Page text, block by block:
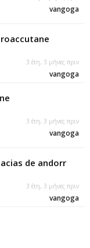
vangoga
3 έτη, 3 μήνες πριν
vangoga
3 έτη, 3 μήνες πριν
vangoga
de andorr
3 έτη, 3 μήνες πριν
vangoga